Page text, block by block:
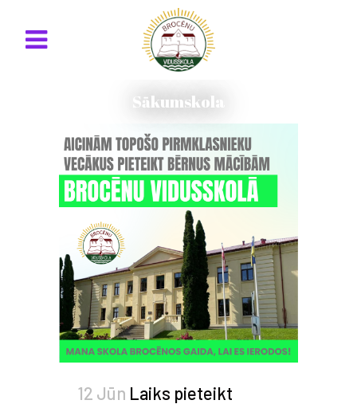
Sākumskola
12 Jūn Laiks pieteikt